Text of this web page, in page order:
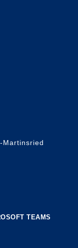
Martinsried
TEAMS